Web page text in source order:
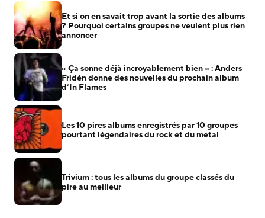
Et si on en savait trop avant la sortie des albums
? Pourquoi certains groupes ne veulent plus rien
annoncer
« Ça sonne déjà incroyablement bien » : Anders
Fridén donne des nouvelles du prochain album
d’In Flames
Les 10 pires albums enregistrés par 10 groupes
pourtant légendaires du rock et du metal
Trivium : tous les albums du groupe classés du
pire au meilleur